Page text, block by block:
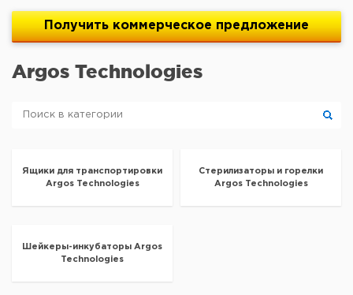
Получить коммерческое предложение
Argos Technologies
Ящики для транспортировки
Argos Technologies
Стерилизаторы и горелки
Argos Technologies
Шейкеры-инкубаторы Argos
Technologies